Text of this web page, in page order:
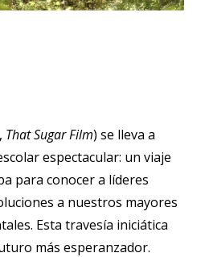
, That Sugar Film) se lleva a
espectacular: un viaje
para conocer a líderes
a nuestros mayores
Esta travesía iniciática
más esperanzador.